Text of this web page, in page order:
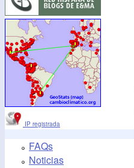
IP registrada
FAQs
Noticias